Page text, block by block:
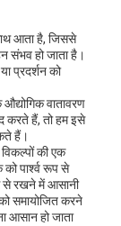
आता है, जिससे
संभव हो जाता है।
प्रदर्शन को
वातावरण
करते हैं, तो हम इसे
हैं।
की एक
पार्श्व रूप से
से रखने में आसानी
समायोजित करने
आसान हो जाता